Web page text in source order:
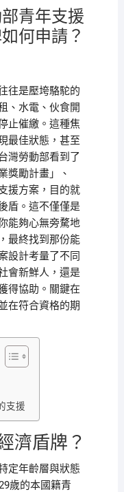
青年支援
何申請？
往是壓垮駱駝的
、水電、伙食開
止催繳。這種焦
最佳狀態，甚至
灣勞動部看到了
獎勵計畫」、
援方案，目的就
盾。這不僅僅是
能夠心無旁騖地
最終找到那份能
設計考量了不同
會新鮮人，還是
得協助。關鍵在
在符合資格的期
支援
濟盾牌？
定年齡層與狀態
歲的本國籍青